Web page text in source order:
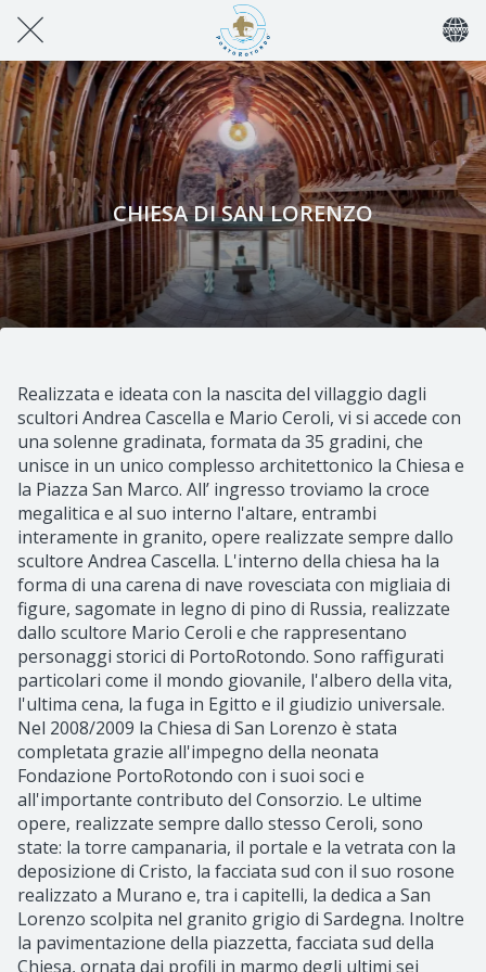
CHIESA DI SAN LORENZO
Realizzata e ideata con la nascita del villaggio dagli
scultori Andrea Cascella e Mario Ceroli, vi si accede con
una solenne gradinata, formata da 35 gradini, che
unisce in un unico complesso architettonico la Chiesa e
la Piazza San Marco. All’ ingresso troviamo la croce
megalitica e al suo interno l'altare, entrambi
interamente in granito, opere realizzate sempre dallo
scultore Andrea Cascella. L'interno della chiesa ha la
forma di una carena di nave rovesciata con migliaia di
figure, sagomate in legno di pino di Russia, realizzate
dallo scultore Mario Ceroli e che rappresentano
personaggi storici di PortoRotondo. Sono raffigurati
particolari come il mondo giovanile, l'albero della vita,
l'ultima cena, la fuga in Egitto e il giudizio universale.
Nel 2008/2009 la Chiesa di San Lorenzo è stata
completata grazie all'impegno della neonata
Fondazione PortoRotondo con i suoi soci e
all'importante contributo del Consorzio. Le ultime
opere, realizzate sempre dallo stesso Ceroli, sono
state: la torre campanaria, il portale e la vetrata con la
deposizione di Cristo, la facciata sud con il suo rosone
realizzato a Murano e, tra i capitelli, la dedica a San
Lorenzo scolpita nel granito grigio di Sardegna. Inoltre
la pavimentazione della piazzetta, facciata sud della
Chiesa, ornata dai profili in marmo degli ultimi sei